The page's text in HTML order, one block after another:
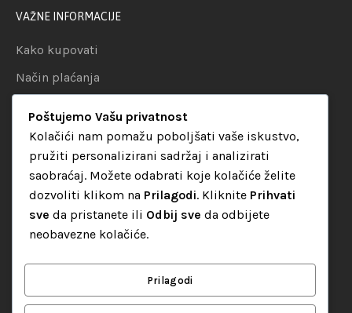
VAŽNE INFORMACIJE
Kako kupovati
Način plaćanja
Politika privatnosti
KATEGORIJE
Audio oprema
LED dekorativna rasvjeta
Poštujemo Vašu privatnost
Kolačići nam pomažu poboljšati vaše iskustvo,
pružiti personalizirani sadržaj i analizirati
saobraćaj. Možete odabrati koje kolačiće želite
dozvoliti klikom na Prilagodi. Kliknite Prihvati
sve da pristanete ili Odbij sve da odbijete
neobavezne kolačiće.
Prilagodi